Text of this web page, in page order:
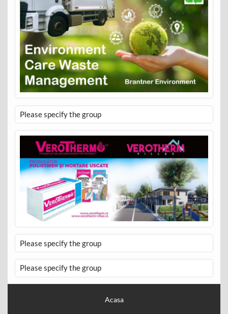
Please specify the group
Please specify the group
Please specify the group
Acasa